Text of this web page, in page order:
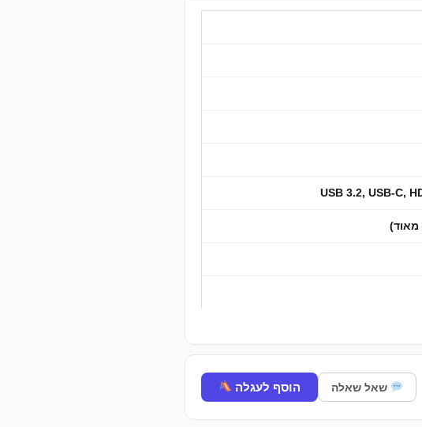
USB 3.2, USB-C,
שאל שאלה הוסף לעגלה